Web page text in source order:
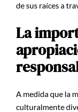
de sus raíces a
La
A medida que la
culturalmente